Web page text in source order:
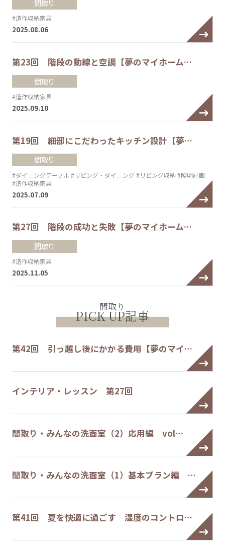
間取り
#造作収納家具
2025.08.06
第23回 階段の動線と空調【夢のマイホーム…
間取り
#造作収納家具
2025.09.10
第19回 細部にこだわったキッチン設計【夢…
間取り
#ダイニングテーブル #リビング・ダイニング #リビング収納 #照明計画
#造作収納家具
2025.07.09
第27回 階段の成功と失敗【夢のマイホーム…
間取り
#造作収納家具
2025.11.05
間取り
PICK UP記事
第42回 引っ越し後にかかる費用【夢のマイ…
インテリア・レッスン 第27回
間取り・みんなの洗面室（2）応用編 vol…
間取り・みんなの洗面室（1）基本プラン編 …
第41回 夏を快適に過ごす 湿度のコントロ…